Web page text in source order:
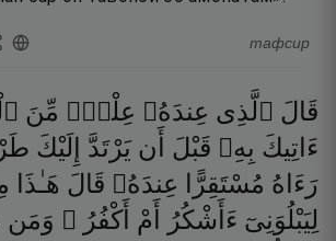
тафсир
قَالَ ٱلَّذِى عِندَهُۥ عِلْمٌۭ مِّنَ
ءَاتِيكَ بِهِۦ قَبْلَ أَن يَرْتَدَّ إِلَيْكَ
رَءَاهُ مُسْتَقِرًّا عِندَهُۥ قَالَ هَـٰذَا
لِيَبْلُوَنِىٓ ءَأَشْكُرُ أَمْ أَكْفُرُ ۖ وَمَن